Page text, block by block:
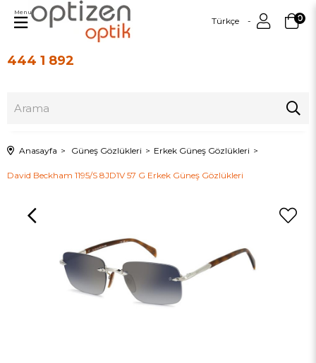
444 1 892
Türkçe 0
Menu
Anasayfa Güneş Gözlükleri Erkek Güneş Gözlükleri
David Beckham 1195/S 8JD1V 57 G Erkek Güneş Gözlükleri